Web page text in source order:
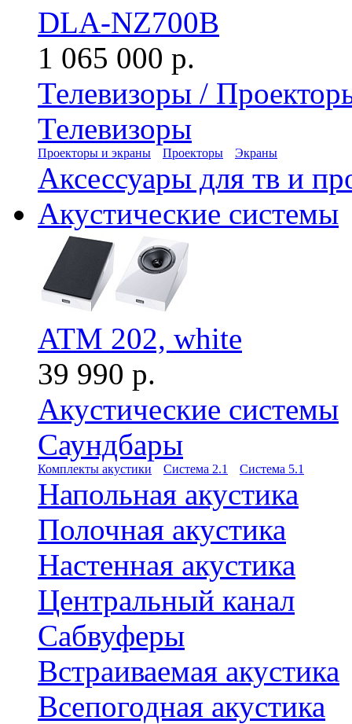
DLA-NZ700B
1 065 000 р.
Телевизоры /
Телевизоры
Проекторы и экраны Проекторы Экраны
Аксессуары для тв и
Акустические системы
ATM 202, white
39 990 р.
Акустические системы
Саундбары
Комплекты акустики Система 2.1 Система 5.1
Напольная акустика
Полочная акустика
Настенная акустика
Центральный канал
Сабвуферы
Встраиваемая акустика
Всепогодная акустика